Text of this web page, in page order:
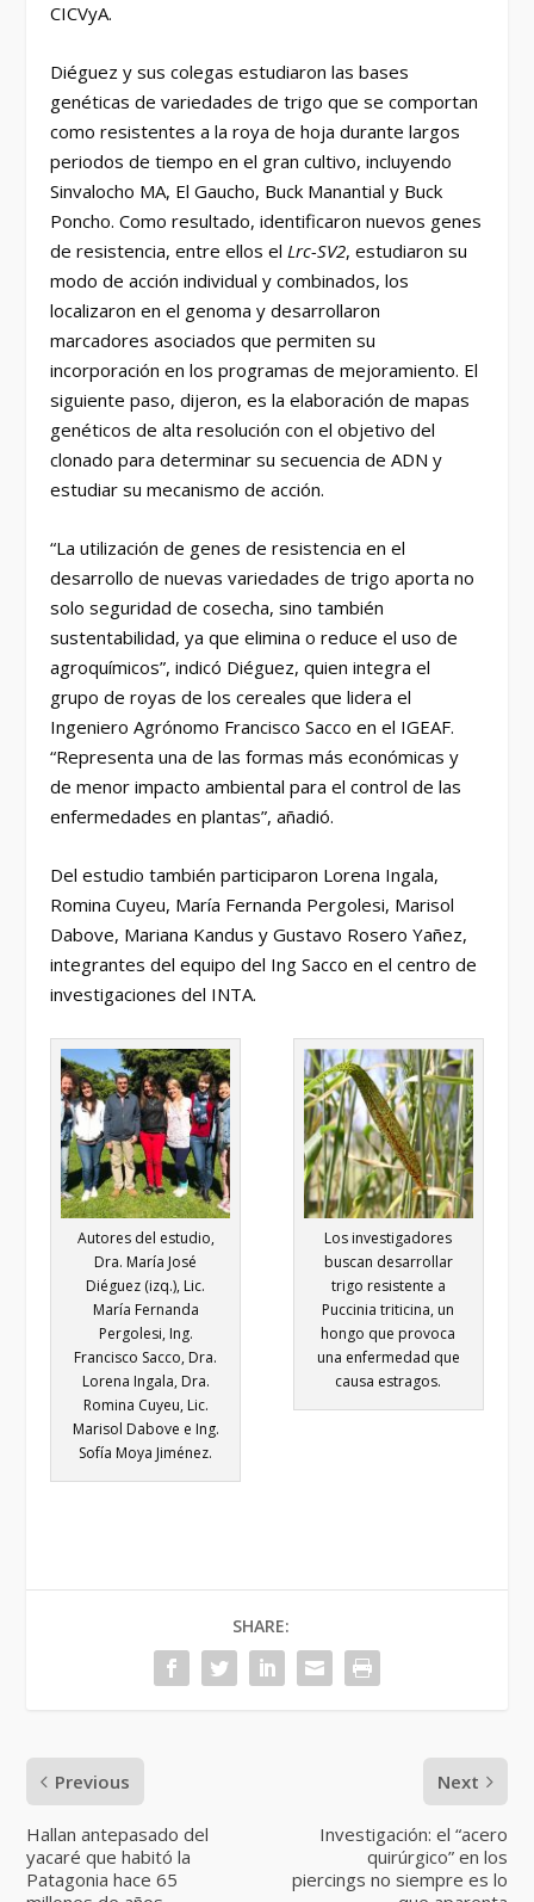
CICVyA.
Diéguez y sus colegas estudiaron las bases
genéticas de variedades de trigo que se comportan
como resistentes a la roya de hoja durante largos
periodos de tiempo en el gran cultivo, incluyendo
Sinvalocho MA, El Gaucho, Buck Manantial y Buck
Poncho. Como resultado, identificaron nuevos genes
de resistencia, entre ellos elLrc-SV2, estudiaron su
modo de acción individual y combinados, los
localizaron en el genoma y desarrollaron
marcadores asociados que permiten su
incorporación en los programas de mejoramiento. El
siguiente paso, dijeron, es la elaboración de mapas
genéticos de alta resolución con el objetivo del
clonado para determinar su secuencia de ADN y
estudiar su mecanismo de acción.
“La utilización de genes de resistencia en el
desarrollo de nuevas variedades de trigo aporta no
solo seguridad de cosecha, sino también
sustentabilidad, ya que elimina o reduce el uso de
agroquímicos”, indicó Diéguez, quien integra el
grupo de royas de los cereales que lidera el
Ingeniero Agrónomo Francisco Sacco en el IGEAF.
“Representa una de las formas más económicas y
de menor impacto ambiental para el control de las
enfermedades en plantas”, añadió.
Del estudio también participaron Lorena Ingala,
Romina Cuyeu, María Fernanda Pergolesi, Marisol
Dabove, Mariana Kandus y Gustavo Rosero Yañez,
integrantes del equipo del Ing Sacco en el centro de
investigaciones del INTA.
Los investigadores
buscan desarrollar
trigo resistente a
Puccinia triticina, un
hongo que provoca
una enfermedad que
causa estragos.
Autores del estudio,
Dra. María José
Diéguez (izq.), Lic.
María Fernanda
Pergolesi, Ing.
Francisco Sacco, Dra.
Lorena Ingala, Dra.
Romina Cuyeu, Lic.
Marisol Dabove e Ing.
Sofía Moya Jiménez.
SHARE:
Previous
Hallan antepasado del
yacaré que habitó la
Patagonia hace 65
Next
Investigación: el “acero
quirúrgico” en los
piercings no siempre es lo